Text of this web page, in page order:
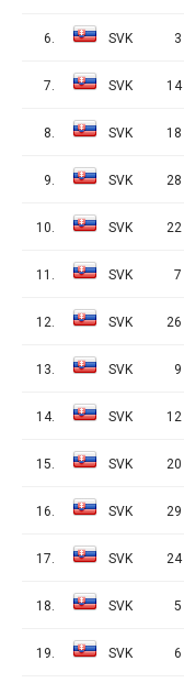
6. SVK 3
7. SVK 14
8. SVK 18
9. SVK 28
10. SVK 22
11. SVK 7
12. SVK 26
13. SVK 9
14. SVK 12
15. SVK 20
16. SVK 29
17. SVK 24
18. SVK 5
19. SVK 6